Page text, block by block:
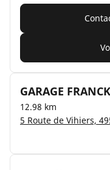
GARAGE
12.98 km
5 Route de Vihiers,